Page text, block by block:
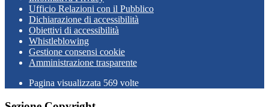
Ufficio Relazioni con il Pubblico
Dichiarazione di accessibilità
Obiettivi di accessibilità
Whistleblowing
Gestione consensi cookie
Amministrazione trasparente
Pagina visualizzata 569 volte